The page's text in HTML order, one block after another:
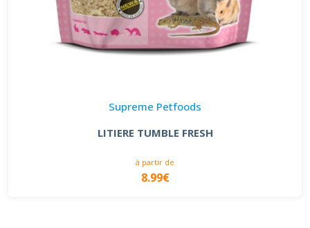
Supreme Petfoods
LITIERE TUMBLE FRESH
à partir de
8.99€